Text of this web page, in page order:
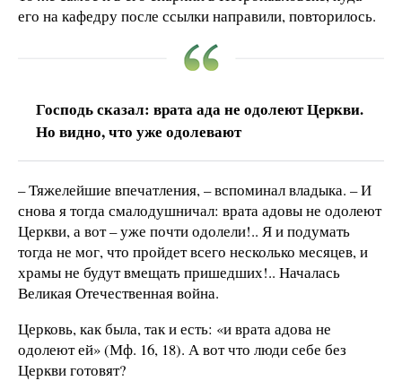
его на кафедру после ссылки направили, повторилось.
Господь сказал: врата ада не одолеют Церкви.
Но видно, что уже одолевают
– Тяжелейшие впечатления, – вспоминал владыка. – И
снова я тогда смалодушничал: врата адовы не одолеют
Церкви, а вот – уже почти одолели!.. Я и подумать
тогда не мог, что пройдет всего несколько месяцев, и
храмы не будут вмещать пришедших!.. Началась
Великая Отечественная война.
Церковь, как была, так и есть: «и врата адова не
одолеют ей» (Мф. 16, 18). А вот что люди себе без
Церкви готовят?